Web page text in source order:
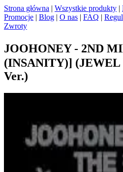
Strona główna | Wszystkie produkty |
Promocje | Blog | O nas | FAQ |
Zwroty
JOOHONEY - 2ND
(INSANITY)]
Ver.)